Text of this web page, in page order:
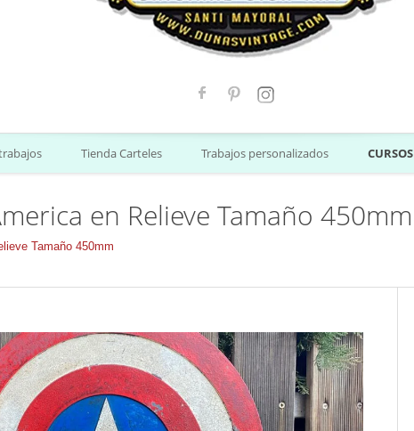
Tienda Carteles Trabajos personalizados CURSOS
en Relieve Tamaño 450mm
Tamaño 450mm